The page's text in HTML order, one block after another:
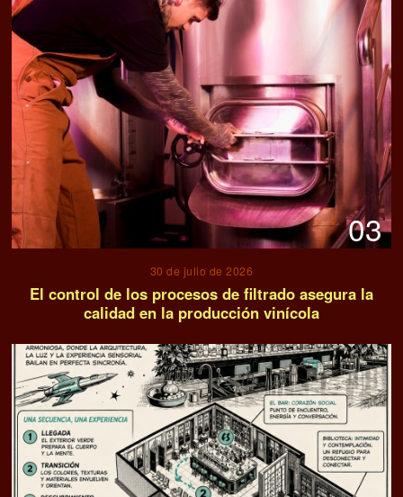
03
30 de julio de 2026
El control de los procesos de filtrado asegura la
calidad en la producción vinícola